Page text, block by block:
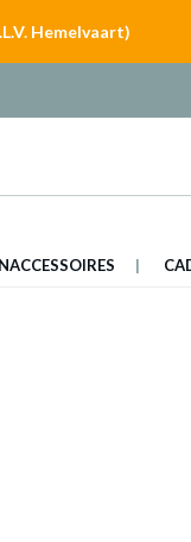
Hemelvaart)